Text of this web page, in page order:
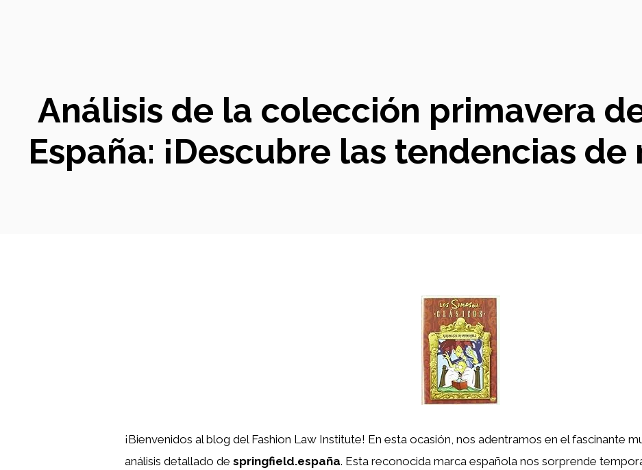
Análisis de la colección primavera
España: ¡Descubre las tendencias
¡Bienvenidos al blog del Fashion Law Institute! En esta ocasión, nos adentramos en el fascinante
análisis detallado de springfield.españa. Esta reconocida marca española nos sorprende